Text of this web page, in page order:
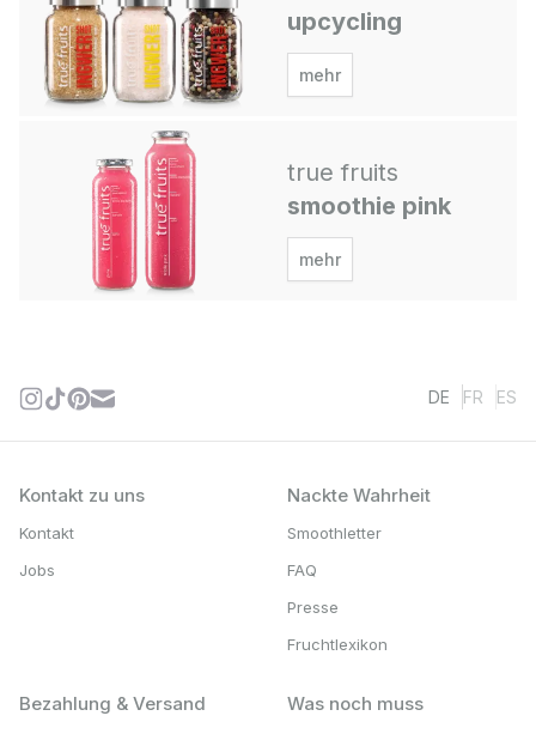
upcycling
mehr
true fruits
smoothie pink
mehr
DE FR ES
Kontakt zu uns
Kontakt
Jobs
Nackte Wahrheit
Smoothletter
FAQ
Presse
Fruchtlexikon
Bezahlung & Versand Was noch muss